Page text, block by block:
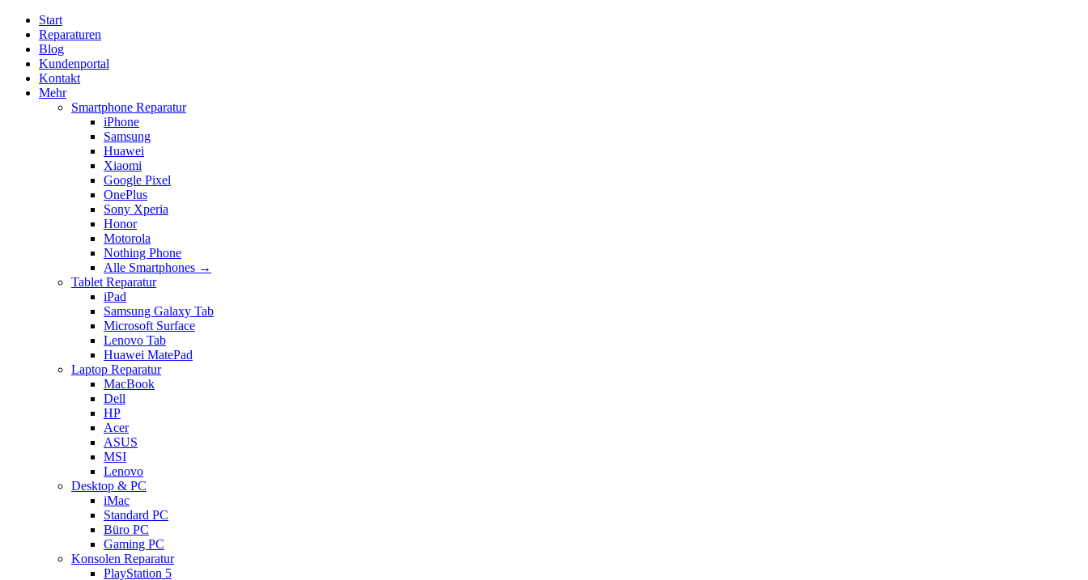
Start
Reparaturen
Blog
Kundenportal
Kontakt
Mehr
Smartphone Reparatur
iPhone
Samsung
Huawei
Xiaomi
Google Pixel
OnePlus
Sony Xperia
Honor
Motorola
Nothing Phone
Alle Smartphones →
Tablet Reparatur
iPad
Samsung Galaxy Tab
Microsoft Surface
Lenovo Tab
Huawei MatePad
Laptop Reparatur
MacBook
Dell
HP
Acer
ASUS
MSI
Lenovo
Desktop & PC
iMac
Standard PC
Büro PC
Gaming PC
Konsolen Reparatur
PlayStation 5